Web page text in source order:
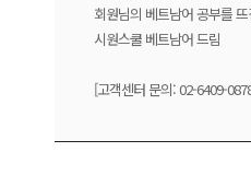
회원님의 베트남어 공부를
시원스쿨 베트남어 드림
[고객센터 문의: 02-6409-